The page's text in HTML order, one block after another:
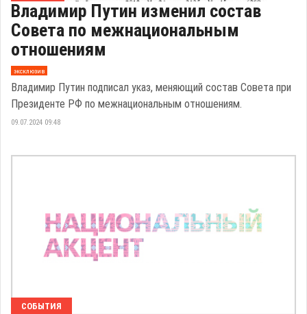
Владимир Путин изменил состав
Совета по межнациональным
отношениям
эксклюзив
Владимир Путин подписал указ, меняющий состав Совета при
Президенте РФ по межнациональным отношениям.
09.07.2024 09:48
СОБЫТИЯ